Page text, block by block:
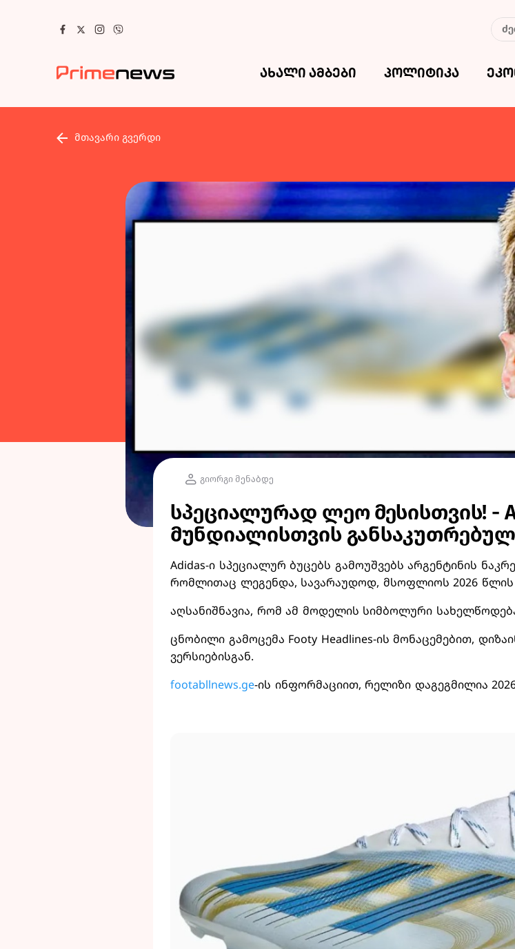
ახალი ამბები პოლიტიკა
მთავარი გვერდი
გიორგი მენაბდე
სპეციალურად ლეო მესისთვის! -
მუნდიალისთვის
Adidas-ი სპეციალურ ბუცებს გამოუშვებს არგენტინის
რომლითაც ლეგენდა, სავარაუდოდ, მსოფლიოს 2026 წლის
აღსანიშნავია, რომ ამ მოდელის სიმბოლური სახელწოდება
ცნობილი გამოცემა Footy Headlines-ის მონაცემებით,
ვერსიებისგან.
footabllnews.ge-ის ინფორმაციით, რელიზი დაგეგმილია